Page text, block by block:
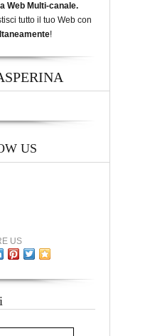
Web Multi-canale.
tutto il tuo Web con
!
US
US